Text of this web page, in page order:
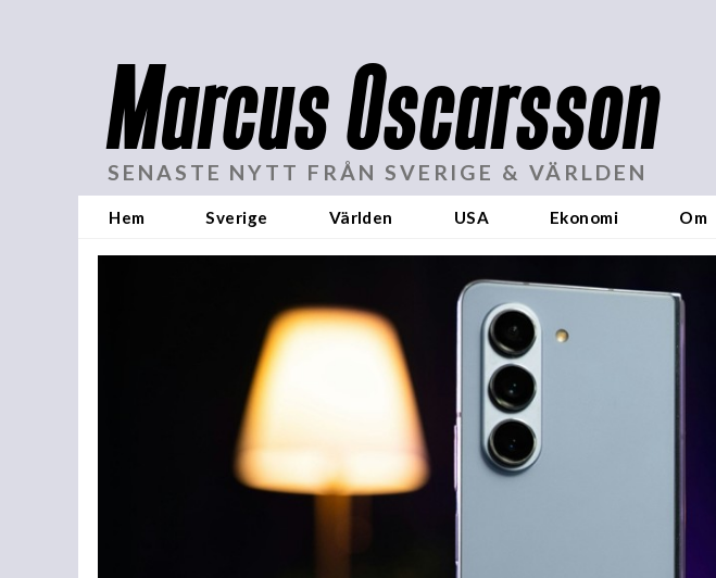
Marcus Oscarsson
SENASTE NYTT FRÅN SVERIGE & VÄRLDEN
Hem Sverige Världen USA Ekonomi Om